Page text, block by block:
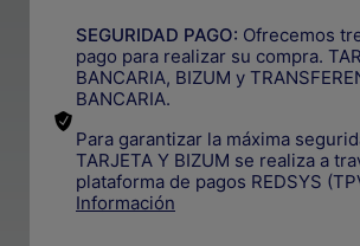
SEGURIDAD PAGO: Ofrecemos
pago para realizar su compra.
BANCARIA, BIZUM y
BANCARIA.
Para garantizar la máxima
TARJETA Y BIZUM se realiza a
plataforma de pagos REDSYS
Información